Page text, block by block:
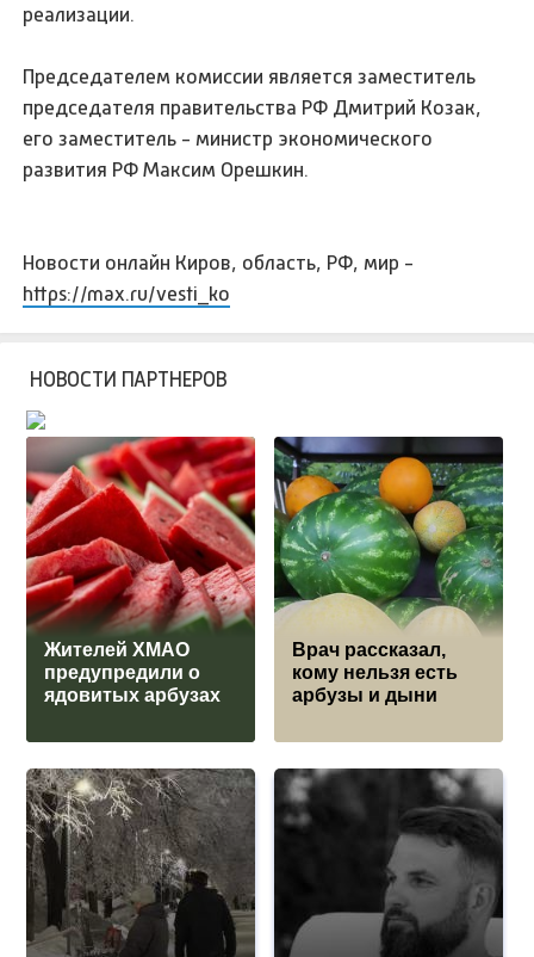
реализации.
Председателем комиссии является заместитель
председателя правительства РФ Дмитрий Козак,
его заместитель - министр экономического
развития РФ Максим Орешкин.
Новости онлайн Киров, область, РФ, мир -
https://max.ru/vesti_ko
НОВОСТИ ПАРТНЕРОВ
Жителей ХМАО
предупредили о
ядовитых арбузах
Врач рассказал,
кому нельзя есть
арбузы и дыни